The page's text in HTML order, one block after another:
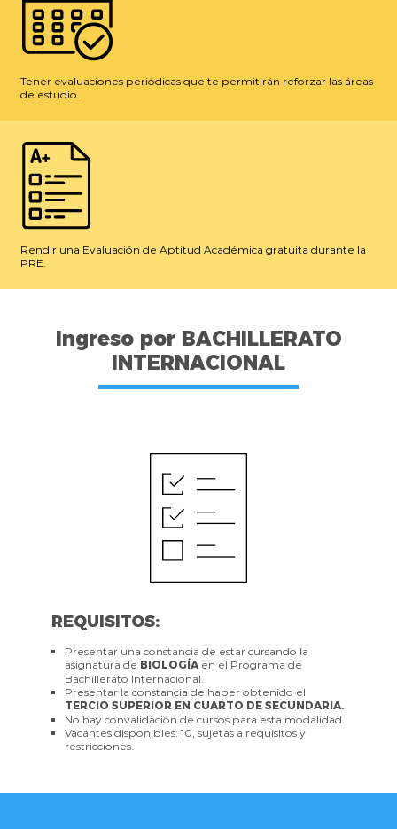
Tener evaluaciones periódicas que te permitirán reforzar las áreas
de estudio.
Rendir una Evaluación de Aptitud Académica gratuita durante la
PRE.
Ingreso por BACHILLERATO
INTERNACIONAL
REQUISITOS:
Presentar una constancia de estar cursando la
asignatura de BIOLOGÍAen el Programa de
Bachillerato Internacional.
Presentar la constancia de haber obtenido el
TERCIO SUPERIOR EN CUARTO DE SECUNDARIA.
No hay convalidación de cursos para esta modalidad.
Vacantes disponibles: 10, sujetas a requisitos y
restricciones.